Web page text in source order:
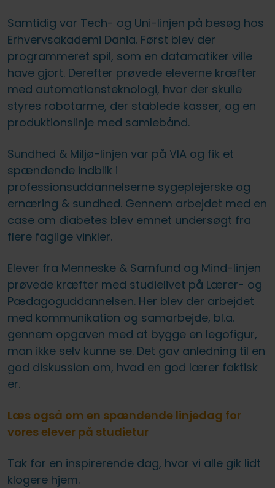
Samtidig var Tech- og Uni-linjen på besøg hos
Erhvervsakademi Dania. Først blev der
programmeret spil, som en datamatiker ville
have gjort. Derefter prøvede eleverne kræfter
med automationsteknologi, hvor der skulle
styres robotarme, der stablede kasser, og en
produktionslinje med samlebånd.
Sundhed & Miljø-linjen var på VIA og fik et
spændende indblik i
professionsuddannelserne sygeplejerske og
ernæring & sundhed. Gennem arbejdet med en
case om diabetes blev emnet undersøgt fra
flere faglige vinkler.
Elever fra Menneske & Samfund og Mind-linjen
prøvede kræfter med studielivet på Lærer- og
Pædagoguddannelsen. Her blev der arbejdet
med kommunikation og samarbejde, bl.a.
gennem opgaven med at bygge en legofigur,
man ikke selv kunne se. Det gav anledning til en
god diskussion om, hvad en god lærer faktisk
er.
Læs også om en spændende linjedag for
vores elever på studietur
Tak for en inspirerende dag, hvor vi alle gik lidt
klogere hjem.